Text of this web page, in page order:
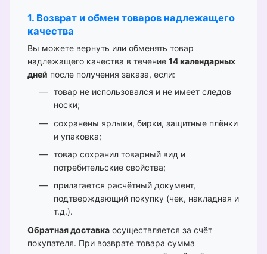
1. Возврат и обмен товаров надлежащего
качества
Вы можете вернуть или обменять товар
надлежащего качества в течение 14 календарных
дней после получения заказа, если:
товар не использовался и не имеет следов
носки;
сохранены ярлыки, бирки, защитные плёнки
и упаковка;
товар сохранил товарный вид и
потребительские свойства;
прилагается расчётный документ,
подтверждающий покупку (чек, накладная и
т.д.).
Обратная доставка осуществляется за счёт
покупателя. При возврате товара сумма